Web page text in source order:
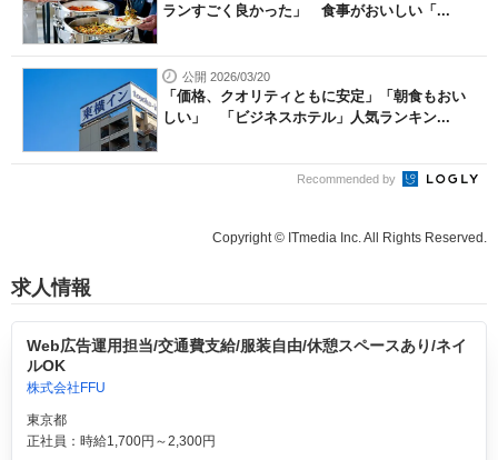
ランすごく良かった」 食事がおいしい「...
公開 2026/03/20
「価格、クオリティともに安定」「朝食もおい
しい」 「ビジネスホテル」人気ランキン...
Recommended by
Copyright © ITmedia Inc. All Rights Reserved.
求人情報
Web広告運用担当/交通費支給/服装自由/休憩スペースあり/ネイ
ルOK
株式会社FFU
東京都
正社員：時給1,700円～2,300円